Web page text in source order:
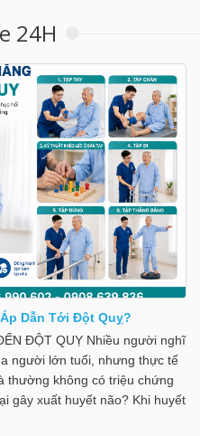
24H
Dẫn Tới Đột Quỵ?
ĐỘT QUỴ Nhiều người nghĩ
người lớn tuổi, nhưng thực tế
thường không có triệu chứng
gây xuất huyết não? Khi huyết